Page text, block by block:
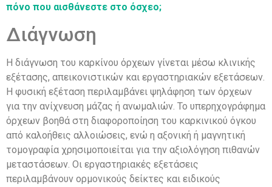
πόνο που αισθάνεστε στο όσχεο;
Διάγνωση
Η διάγνωση του καρκίνου όρχεων γίνεται μέσω κλινικής
εξέτασης, απεικονιστικών και εργαστηριακών εξετάσεων.
Η φυσική εξέταση περιλαμβάνει ψηλάφηση των όρχεων
για την ανίχνευση μάζας ή ανωμαλιών. Το υπερηχογράφημα
όρχεων βοηθά στη διαφοροποίηση του καρκινικού όγκου
από καλοήθεις αλλοιώσεις, ενώ η αξονική ή μαγνητική
τομογραφία χρησιμοποιείται για την αξιολόγηση πιθανών
μεταστάσεων. Οι εργαστηριακές εξετάσεις
περιλαμβάνουν ορμονικούς δείκτες και ειδικούς